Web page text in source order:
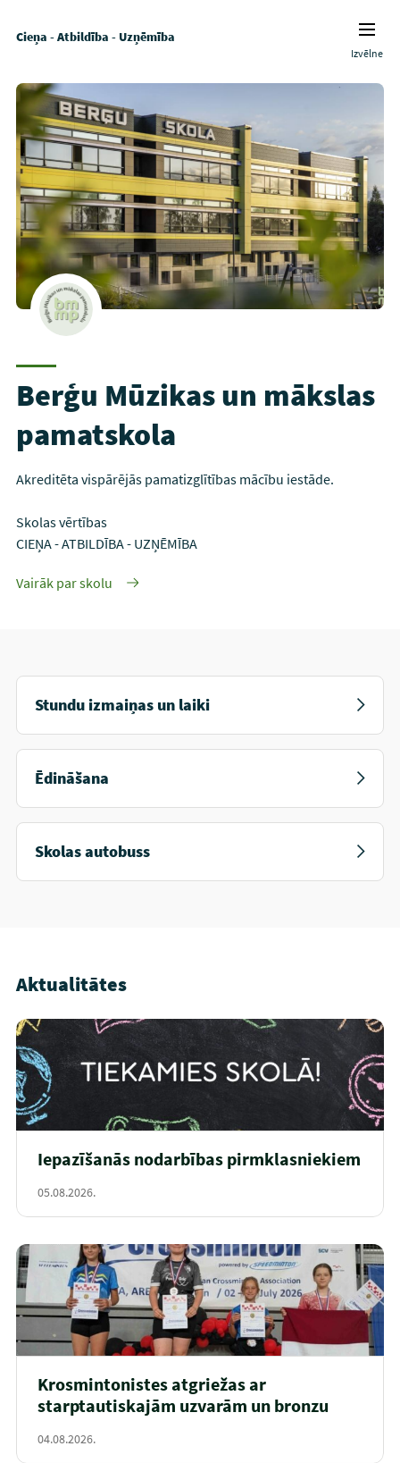
Cieņa - Atbildība - Uzņēmība
Izvēlne
Berģu Mūzikas un mākslas
pamatskola
Akreditēta vispārējās pamatizglītības mācību iestāde.
Skolas vērtības
CIEŅA - ATBILDĪBA - UZŅĒMĪBA
Vairāk par skolu
Stundu izmaiņas un laiki
Ēdināšana
Skolas autobuss
Aktualitātes
Iepazīšanās nodarbības pirmklasniekiem
05.08.2026.
Krosmintonistes atgriežas ar
starptautiskajām uzvarām un bronzu
04.08.2026.